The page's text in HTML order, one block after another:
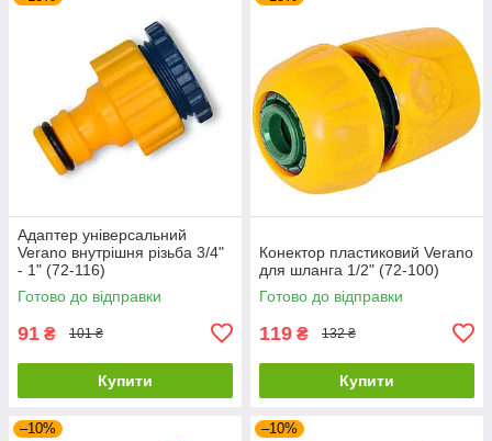
Адаптер універсальний
Verano внутрішня різьба 3/4"
- 1" (72-116)
Готово до відправки
91 ₴ 101 ₴
Купити
Конектор пластиковий Verano
для шланга 1/2" (72-100)
Готово до відправки
119 ₴ 132 ₴
Купити
–10% –10%